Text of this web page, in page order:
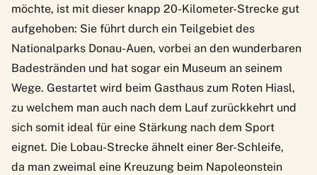
möchte, ist mit dieser knapp 20-Kilometer-Strecke gut
aufgehoben: Sie führt durch ein Teilgebiet des
Nationalparks Donau-Auen, vorbei an den wunderbaren
Badestränden und hat sogar ein Museum an seinem
Wege. Gestartet wird beim Gasthaus zum Roten Hiasl,
zu welchem man auch nach dem Lauf zurückkehrt und
sich somit ideal für eine Stärkung nach dem Sport
eignet. Die Lobau-Strecke ähnelt einer 8er-Schleife,
da man zweimal eine Kreuzung beim Napoleonstein